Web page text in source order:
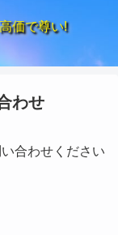
価で尊い!
わせ
合わせください